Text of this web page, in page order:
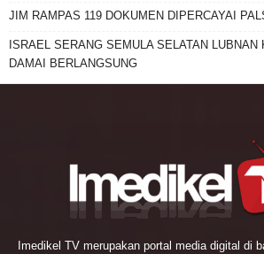
JIM RAMPAS 119 DOKUMEN DIPERCAYAI
ISRAEL SERANG SEMULA SELATAN LUBNAN
DAMAI BERLANGSUNG
Imedikel TV merupakan portal media digital di